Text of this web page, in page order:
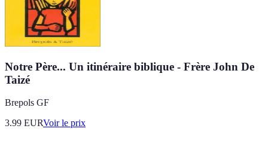
Notre Père... Un itinéraire biblique - Frère John De
Taizé
Brepols GF
3.99 EURVoir le prix